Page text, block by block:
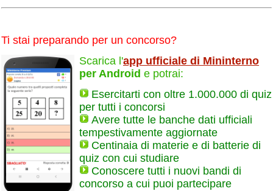
Ti stai preparando per un concorso?
Scarica l'app ufficiale di Mininterno
per Android e potrai:
Esercitarti con oltre 1.000.000 di quiz
per tutti i concorsi
Avere tutte le banche dati ufficiali
tempestivamente aggiornate
Centinaia di materie e di batterie di
quiz con cui studiare
Conoscere tutti i nuovi bandi di
concorso a cui puoi partecipare